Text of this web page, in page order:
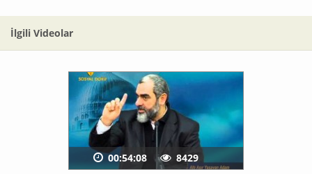
İlgili Videolar
00:54:08 8429